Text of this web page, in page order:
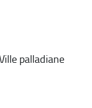
palladiane